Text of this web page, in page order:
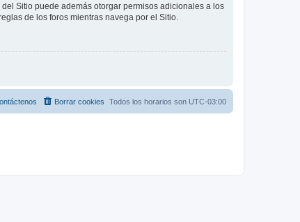
Sitio puede además otorgar permisos adicionales a los
de los foros mientras navega por el Sitio.
Todos los horarios son UTC-03:00
Borrar cookies